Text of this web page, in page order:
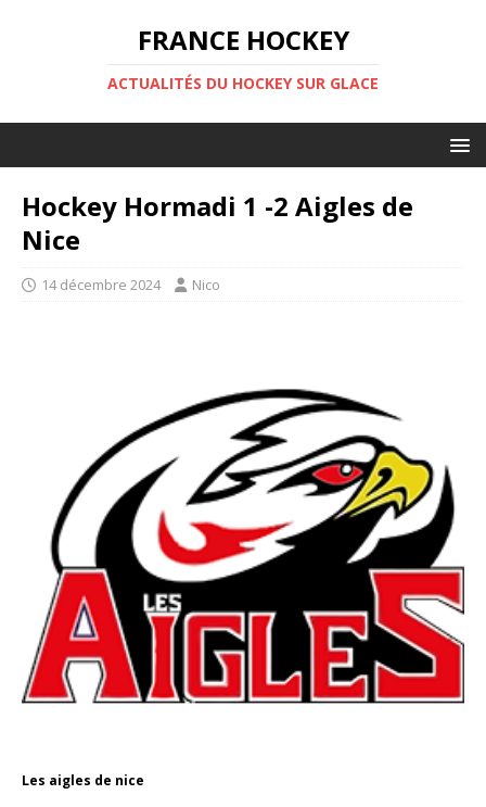
FRANCE HOCKEY
ACTUALITÉS DU HOCKEY SUR GLACE
Hockey Hormadi 1 -2 Aigles de
Nice
14 décembre 2024 Nico
Les aigles de nice